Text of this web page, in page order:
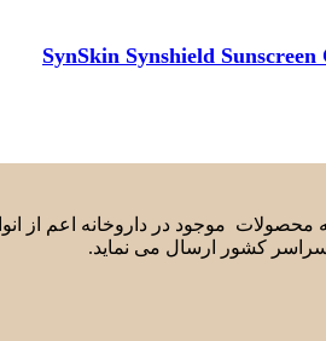
محصولات موجود در داروخانه اعم
کشور ارسال می نماید.